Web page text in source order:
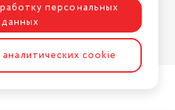
сайтаASTDESIGN
персональных
данных
cookie